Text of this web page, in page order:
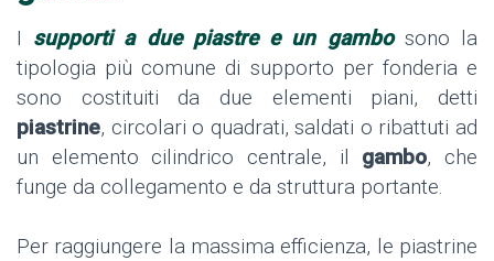
I supporti a due piastre e un gambo sono la
tipologia più comune di supporto per fonderia e
sono costituiti da due elementi piani, detti
piastrine, circolari o quadrati, saldati o ribattuti ad
un elemento cilindrico centrale, il gambo, che
funge da collegamento e da struttura portante.
Per raggiungere la massima efficienza, le piastrine